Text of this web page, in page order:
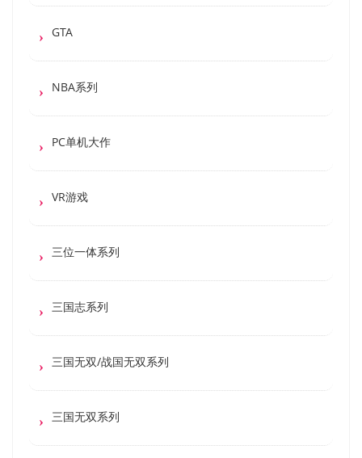
GTA
NBA系列
PC单机大作
VR游戏
三位一体系列
三国志系列
三国无双/战国无双系列
三国无双系列